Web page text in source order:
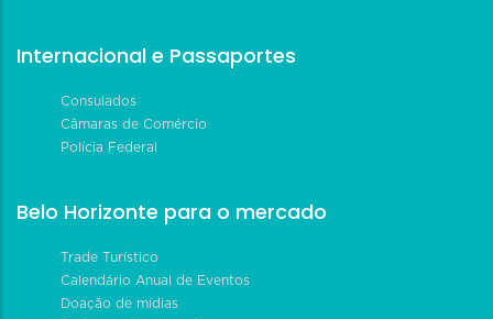
Internacional e Passaportes
Consulados
Câmaras de Comércio
Polícia Federal
Belo Horizonte para o mercado
Trade Turístico
Calendário Anual de Eventos
Doação de mídias